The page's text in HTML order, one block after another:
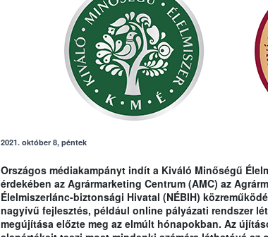
2021. október 8, péntek
Országos médiakampányt indít a Kiváló Minőségű
érdekében az Agrármarketing Centrum (AMC) az
Élelmiszerlánc-biztonsági Hivatal (NÉBIH)
nagyívű fejlesztés, például online pályázati rendszer
megújítása előzte meg az elmúlt hónapokban. Az